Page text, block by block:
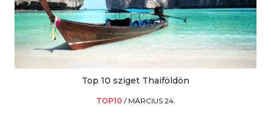
Top 10 sziget Thaiföldön
TOP10 / MÁRCIUS 24.